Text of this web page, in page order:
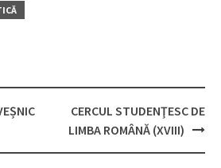
CERCUL STUDENŢESC DE
LIMBA ROMÂNĂ (XVIII)